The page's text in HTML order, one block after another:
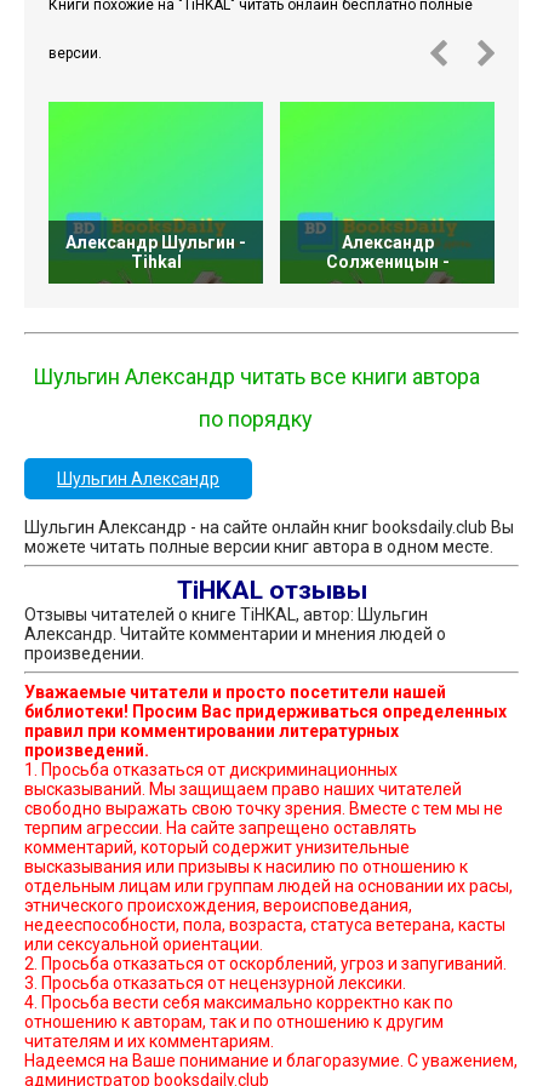
Книги похожие на "TiHKAL" читать онлайн бесплатно полные
версии.
Александр Шульгин -
Tihkal
Александр
Солженицын -
Шульгин Александр читать все книги автора
по порядку
Шульгин Александр
Шульгин Александр - на сайте онлайн книг booksdaily.club Вы
можете читать полные версии книг автора в одном месте.
TiHKAL отзывы
Отзывы читателей о книге TiHKAL, автор: Шульгин
Александр. Читайте комментарии и мнения людей о
произведении.
Уважаемые читатели и просто посетители нашей
библиотеки! Просим Вас придерживаться определенных
правил при комментировании литературных
произведений.
1. Просьба отказаться от дискриминационных
высказываний. Мы защищаем право наших читателей
свободно выражать свою точку зрения. Вместе с тем мы не
терпим агрессии. На сайте запрещено оставлять
комментарий, который содержит унизительные
высказывания или призывы к насилию по отношению к
отдельным лицам или группам людей на основании их расы,
этнического происхождения, вероисповедания,
недееспособности, пола, возраста, статуса ветерана, касты
или сексуальной ориентации.
2. Просьба отказаться от оскорблений, угроз и запугиваний.
3. Просьба отказаться от нецензурной лексики.
4. Просьба вести себя максимально корректно как по
отношению к авторам, так и по отношению к другим
читателям и их комментариям.
Надеемся на Ваше понимание и благоразумие. С уважением,
администратор booksdaily.club